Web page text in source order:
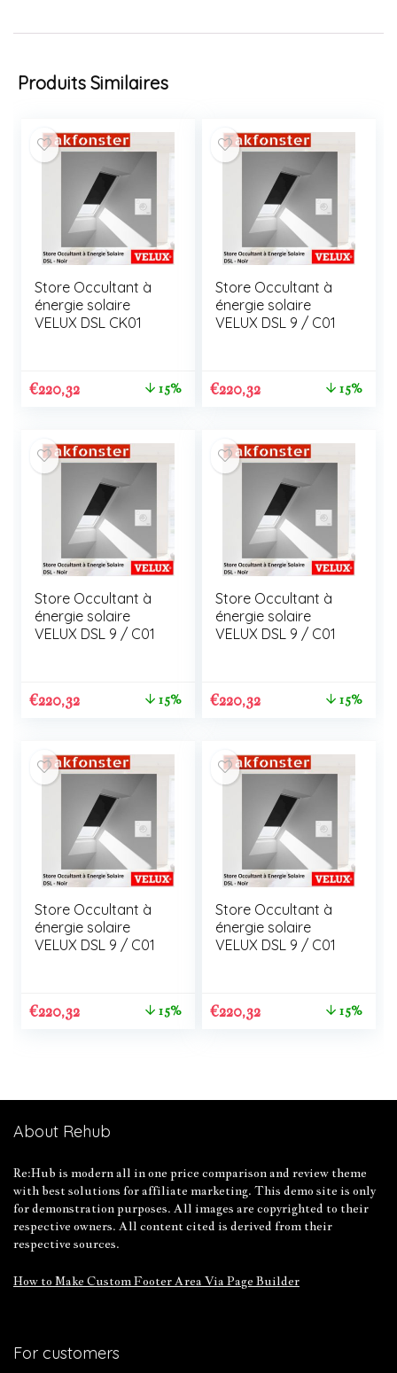
Produits Similaires
Store Occultant à
énergie solaire
VELUX DSL CK01
€220,32 15%
Store Occultant à
énergie solaire
VELUX DSL 9 / C01
€220,32 15%
Store Occultant à
énergie solaire
VELUX DSL 9 / C01
€220,32 15%
Store Occultant à
énergie solaire
VELUX DSL 9 / C01
€220,32 15%
Store Occultant à
énergie solaire
VELUX DSL 9 / C01
€220,32 15%
Store Occultant à
énergie solaire
VELUX DSL 9 / C01
€220,32 15%
About Rehub
Re:Hub is modern all in one price comparison and review theme
with best solutions for affiliate marketing. This demo site is only
for demonstration purposes. All images are copyrighted to their
respective owners. All content cited is derived from their
respective sources.
How to Make Custom Footer Area Via Page Builder
For customers